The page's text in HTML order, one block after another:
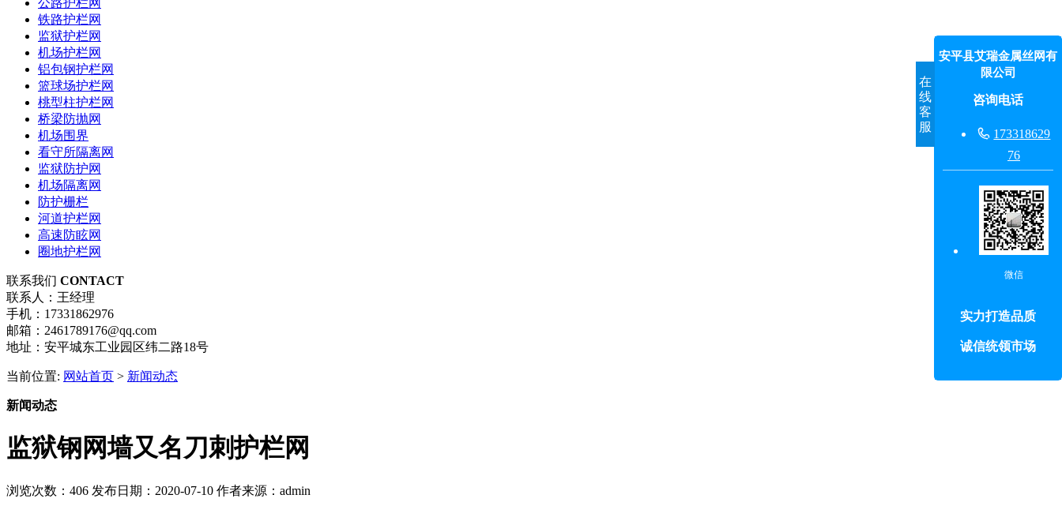
公路护栏网
铁路护栏网
监狱护栏网
机场护栏网
铝包钢护栏网
篮球场护栏网
桃型柱护栏网
桥梁防抛网
机场围界
看守所隔离网
监狱防护网
机场隔离网
防护栅栏
河道护栏网
高速防眩网
圈地护栏网
联系我们 CONTACT
联系人：王经理
手机：17331862976
邮箱：2461789176@qq.com
地址：安平城东工业园区纬二路18号
当前位置: 网站首页 > 新闻动态
新闻动态
监狱钢网墙又名刀刺护栏网
浏览次数： 406 发布日期：2020-07-10 作者来源：admin
在
线
客
服
安平县艾瑞金属丝网有
限公司
咨询电话
 173318629
76
微信
实力打造品质
诚信统领市场